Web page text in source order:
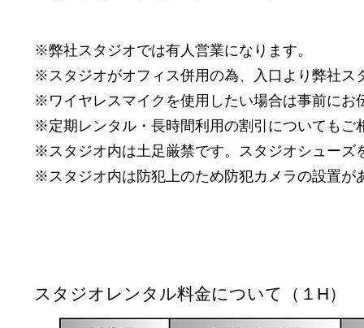
​※弊社スタジオでは有人営業になります。
※スタジオがオフィス併用の為、入口より弊社ス
※ワイヤレスマイクを使用したい場合は事前にお
※定期レンタル・長時間利用の割引についてもご
​※スタジオ内は土足厳禁です。スタジオシューズ
※スタジオ内は防犯上のため防犯カメラの設置が
​スタジオレンタル料金について（１H）